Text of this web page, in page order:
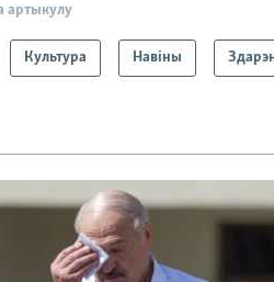
артыкулу
Культура Навіны